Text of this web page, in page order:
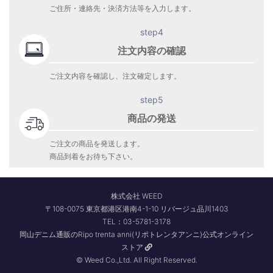
ご住所・連絡先・決済方法等を入力します。
step4
注文内容の確認
ご注文内容を確認し、注文確定します。
step5
商品の発送
ご注文の商品を発送します。
商品到着をお待ち下さい。
株式会社 WEED
〒108-0075 東京都港区港南4-1-10 リバージュ品川1403
TEL：03-5781-3178
岡山デニム通販のRipo trenta anni(リポトレンタアンニ)公式オンライン
ストア
© Weed Co.,Ltd. All Right Reserved.